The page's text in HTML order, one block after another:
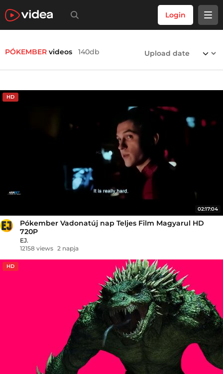
Login
PÓKEMBER videos 140db
HD
02:17:04
Pókember Vadonatúj nap Teljes Film Magyarul HD
720P
EJ.
12158 views 2 napja
HD